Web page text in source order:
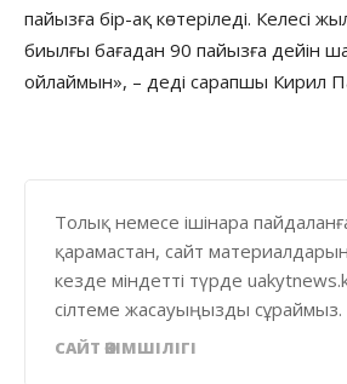
пайызға бір-ақ көтеріледі. Келесі
биылғы бағадан 90 пайызға дейін
ойлаймын», – деді сарапшы Кирил
Толық немесе ішінара
қарамастан, сайт
кезде міндетті түрде
сілтеме жасауыңызды сұраймыз.
САЙТ ӘКІМШІЛІГІ